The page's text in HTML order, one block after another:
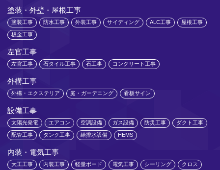
塗装・外壁・屋根工事
塗装工事 防水工事 外装工事 サイディング ALC工事 屋根工事
板金工事
左官工事
左官工事 石タイル工事 石工事 コンクリート工事
外構工事
外構・エクステリア 庭・ガーデニング 看板サイン
設備工事
太陽光発電 エアコン 空調設備 ガス設備 防災工事 ダクト工事
配管工事 タンク工事 給排水設備 HEMS
内装・電気工事
大工工事 内装工事 軽量ボード 電気工事 シーリング クロス